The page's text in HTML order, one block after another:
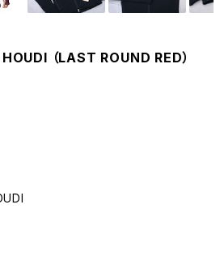
（LAST ROUND RED）